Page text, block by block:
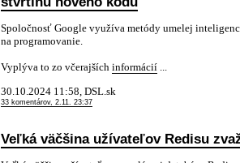
Spoločnosť Google využíva metódy umelej
na programovanie.
Vyplýva to zo včerajších informácií ...
30.10.2024 11:58, DSL.sk
33 komentárov, 2.11. 23:37
Veľká väčšina užívateľov Redisu